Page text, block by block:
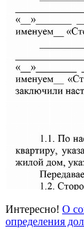
Интересно! О
определения